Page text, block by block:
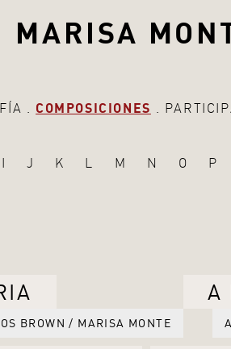
MARISA
COMPOSICIONES
I J K L M N O P
BROWN / MARISA MONTE
A